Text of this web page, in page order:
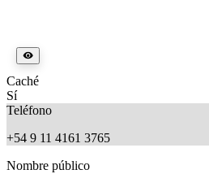
Caché
Sí
Teléfono
+54 9 11 4161 3765
Nombre público